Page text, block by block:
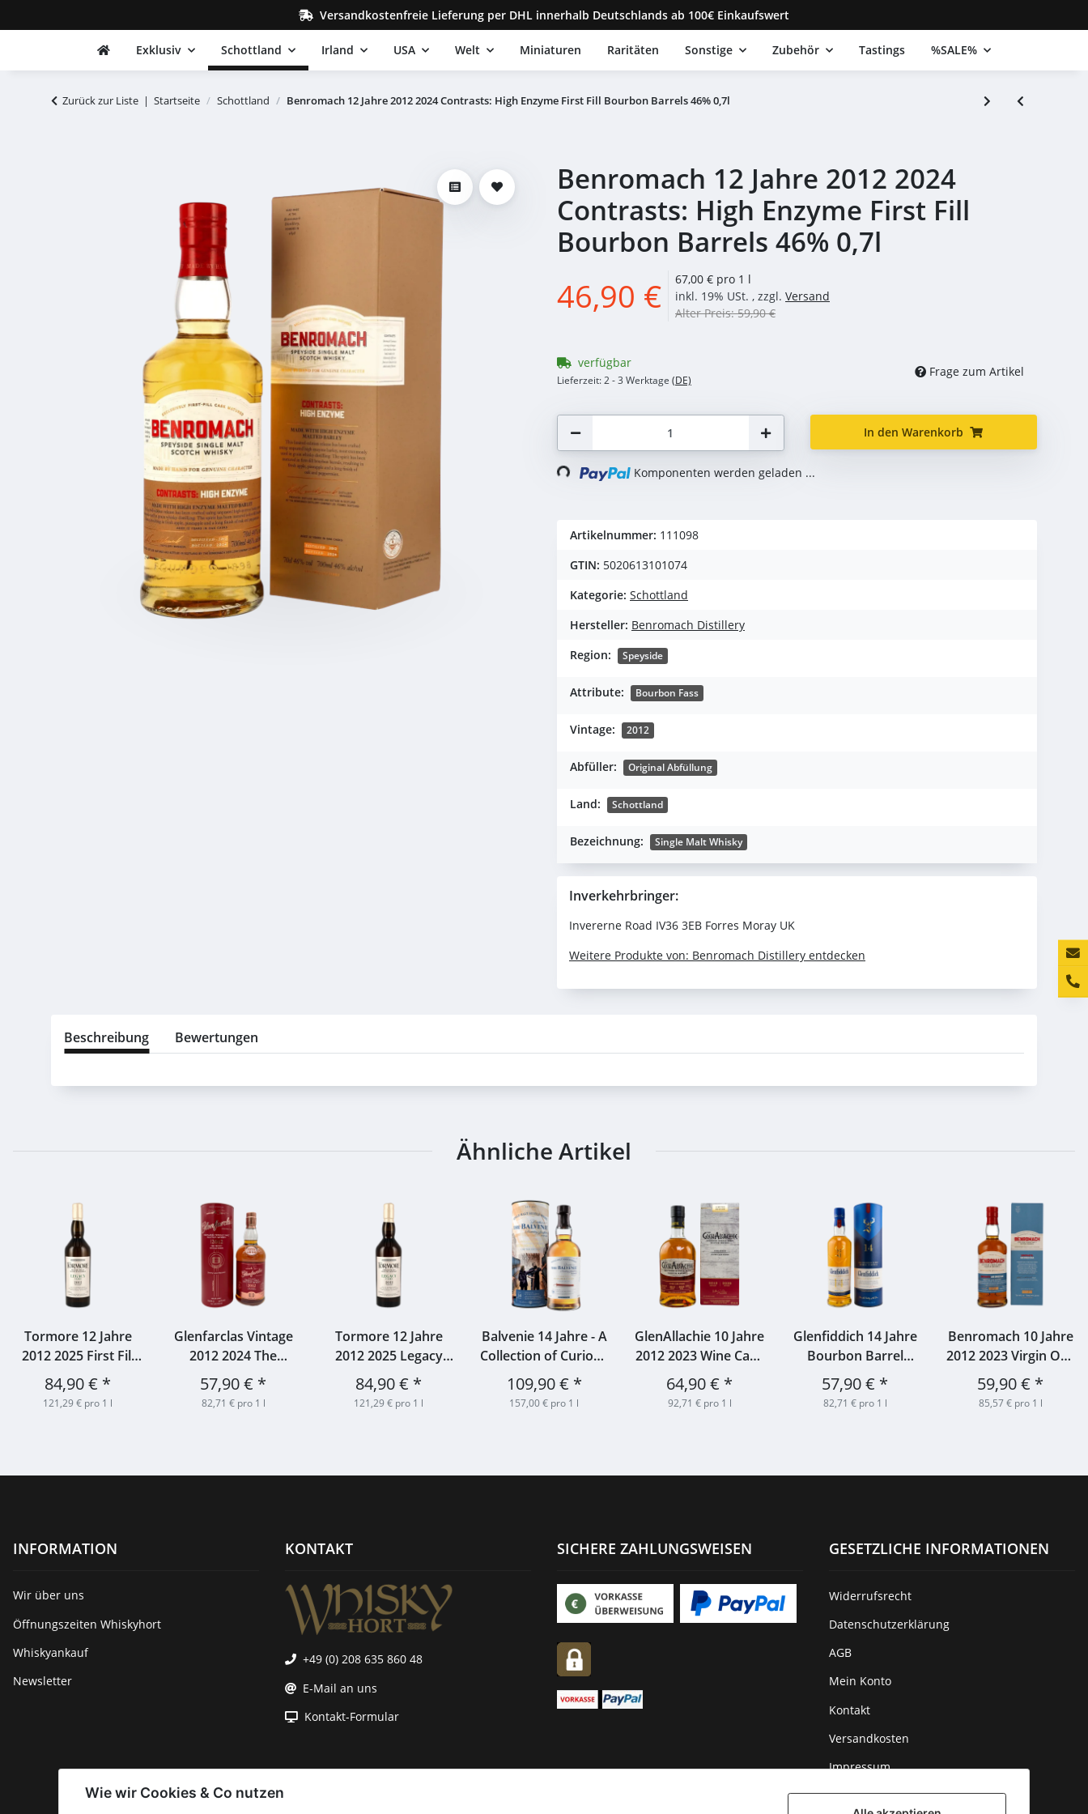
Wie wir Cookies & Co nutzen
Versandkostenfreie Lieferung per DHL innerhalb Deutschlands ab 100€ Einkaufswert
Exklusiv Schottland Irland USA Welt Miniaturen Raritäten Sonstige Zubehör Tastings %SALE%
Zurück zur Liste Startseite Schottland Benromach 12 Jahre 2012 2024 Contrasts: High Enzyme First Fill Bourbon Barrels 46% 0,7l
Benromach 12 Jahre 2012 2024
Contrasts: High Enzyme First Fill
Bourbon Barrels 46% 0,7l
46,90 €
67,00 € pro 1 l
inkl. 19% USt. , zzgl. Versand
Alter Preis: 59,90 €
verfügbar
Lieferzeit:2 - 3 Werktage (DE)
Frage zum Artikel
In den Warenkorb
Loading... Komponenten werden geladen ...
Artikelnummer: 111098
GTIN: 5020613101074
Kategorie: Schottland
Hersteller: Benromach Distillery
Region:
Speyside
Attribute: Bourbon Fass
Vintage: 2012
Abfüller: Original Abfüllung
Land: Schottland
Bezeichnung: Single Malt Whisky
Inverkehrbringer:
Invererne Road IV36 3EB Forres Moray UK
Weitere Produkte von: Benromach Distillery entdecken
Beschreibung Bewertungen
Ähnliche Artikel
Tormore 12 Jahre
2012 2025 First Fill
Bourbon Barrel
#921195 Legacy
Casks 52,1% 0,7l
84,90 € *
121,29 € pro 1 l
Glenfarclas Vintage
2012 2024 The
Trinity Vintage Series
- The Sherry Casks
Limited Edition No.1
57,90 € *
82,71 € pro 1 l
Tormore 12 Jahre
2012 2025 Legacy
Casks - First Fill
Bourbon Barrels
#921187 60,8% 0,7l
84,90 € *
121,29 € pro 1 l
Balvenie 14 Jahre - A
Collection of Curious
Casks - American
Bourbon Barrel
47,8% 0,7l
109,90 € *
157,00 € pro 1 l
GlenAllachie 10 Jahre
2012 2023 Wine Cask
Cuvee 48% 0,7l
64,90 € *
92,71 € pro 1 l
Glenfiddich 14 Jahre
Bourbon Barrel
Reserve Single Malt
Scotch Whisky 43%
0,7l
57,90 € *
82,71 € pro 1 l
Benromach 10 Jahre
2012 2023 Virgin Oak
Air Dried 46% 0,7l
59,90 € *
85,57 € pro 1 l
INFORMATION
Wir über uns
Öffnungszeiten Whiskyhort
Whiskyankauf
Newsletter
KONTAKT
+49 (0) 208 635 860 48
E-Mail an uns
Kontakt-Formular
SICHERE ZAHLUNGSWEISEN GESETZLICHE INFORMATIONEN
Widerrufsrecht
Datenschutzerklärung
AGB
Mein Konto
Kontakt
Versandkosten
Impressum